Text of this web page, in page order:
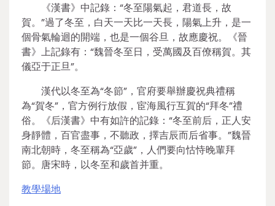
《漢書》中記錄：“冬至陽氣起，君道長，故
賀。”過了冬至，白天一天比一天長，陽氣上升，是一
個骨氣輪迴的開端，也是一個谷旦，故應慶祝。《晉
書》上記錄有：“魏晉冬至日，受萬國及百僚稱賀。其
儀亞于正旦”。
漢代以冬至為“冬節”，官府要舉辦慶祝典禮稱
為“賀冬”，官方例行放假，宦海風行互賀的“拜冬”禮
俗。《后漢書》中有如許的記錄：“冬至前后，正人安
身靜體，百官盡事，不聽政，擇吉辰而后省事。”魏晉
南北朝時，冬至稱為“亞歲”，人們要向怙恃晚輩拜
節。唐宋時，以冬至和歲首并重。
教學場地